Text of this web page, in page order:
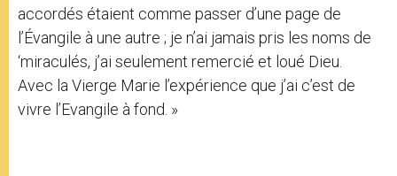
accordés étaient comme passer d’une page de
l’Évangile à une autre ; je n’ai jamais pris les noms de
‘miraculés, j’ai seulement remercié et loué Dieu.
Avec la Vierge Marie l’expérience que j’ai c’est de
vivre l’Evangile à fond. »